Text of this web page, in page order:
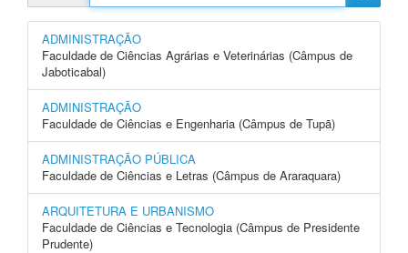
ADMINISTRAÇÃO
Faculdade de Ciências Agrárias e Veterinárias (Câmpus de
Jaboticabal)
ADMINISTRAÇÃO
Faculdade de Ciências e Engenharia (Câmpus de Tupã)
ADMINISTRAÇÃO PÚBLICA
Faculdade de Ciências e Letras (Câmpus de Araraquara)
ARQUITETURA E URBANISMO
Faculdade de Ciências e Tecnologia (Câmpus de Presidente
Prudente)